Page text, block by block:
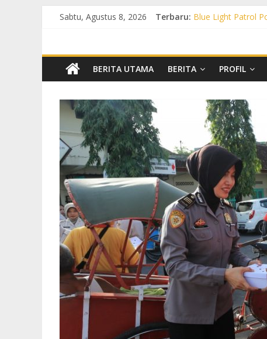
Sabtu, Agustus 8, 2026 Terbaru: Blue Light Patrol
Patroli Blue Light
Blue Light Patrol
BERITA UTAMA BERITA PROFIL